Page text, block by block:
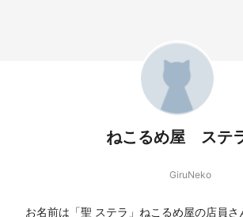
ねこるめ屋 ステ
GiruNeko
お名前は「聖 ステラ」ねこるめ屋の店員